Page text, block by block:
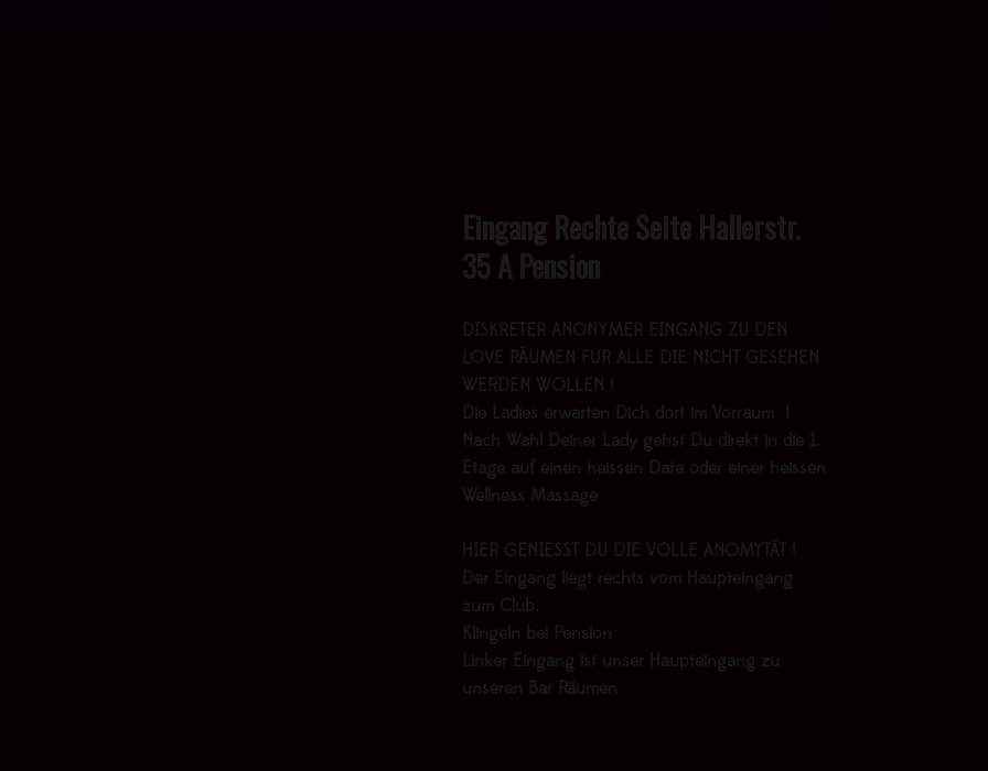
Eingang Rechte Seite Hallerstr.
35 A Pension
DISKRETER ANONYMER EINGANG ZU DEN
LOVE RÄUMEN FÜR ALLE DIE NICHT GESEHEN
WERDEN WOLLEN !
Die Ladies erwarten Dich dort im Vorraum !
Nach Wahl Deiner Lady gehst Du direkt in die 1.
Etage auf einen heissen Date oder einer heissen
Wellness Massage
HIER GENIESST DU DIE VOLLE ANOMYTÄT !
Der Eingang liegt rechts vom Haupteingang
zum Club.
Klingeln bei Pension
Linker Eingang ist unser Haupteingang zu
unseren Bar Räumen